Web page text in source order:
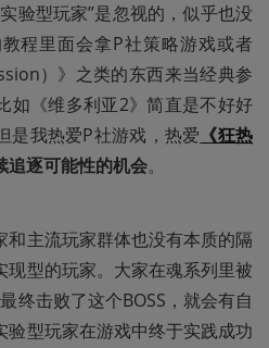
验型玩家”是忽视的，似乎也没
程里面会拿P社策略游戏或者
）》之类的东西来当经典参
《维多利亚2》简直是不好好
是我热爱P社游戏，热爱 《狂热
追逐可能性的机会。
主流玩家群体也没有本质的隔
型的玩家。大家在魂系列里被
终击败了这个BOSS，就会有自
验型玩家在游戏中终于实践成功